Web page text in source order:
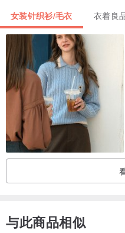
【Model】 Joyce 163cm
【注意事项】
。网购难免因为每个人的屏幕&
实物为主
。手工测量误差正负1~3cm为正
女装针织衫/毛衣 衣着良
与此商品相似